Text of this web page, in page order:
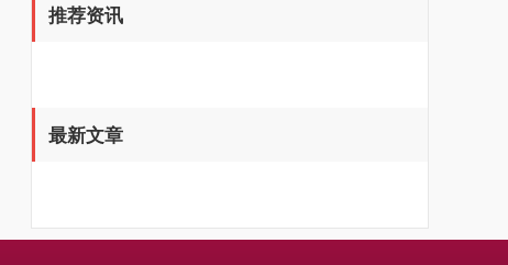
推荐资讯
最新文章